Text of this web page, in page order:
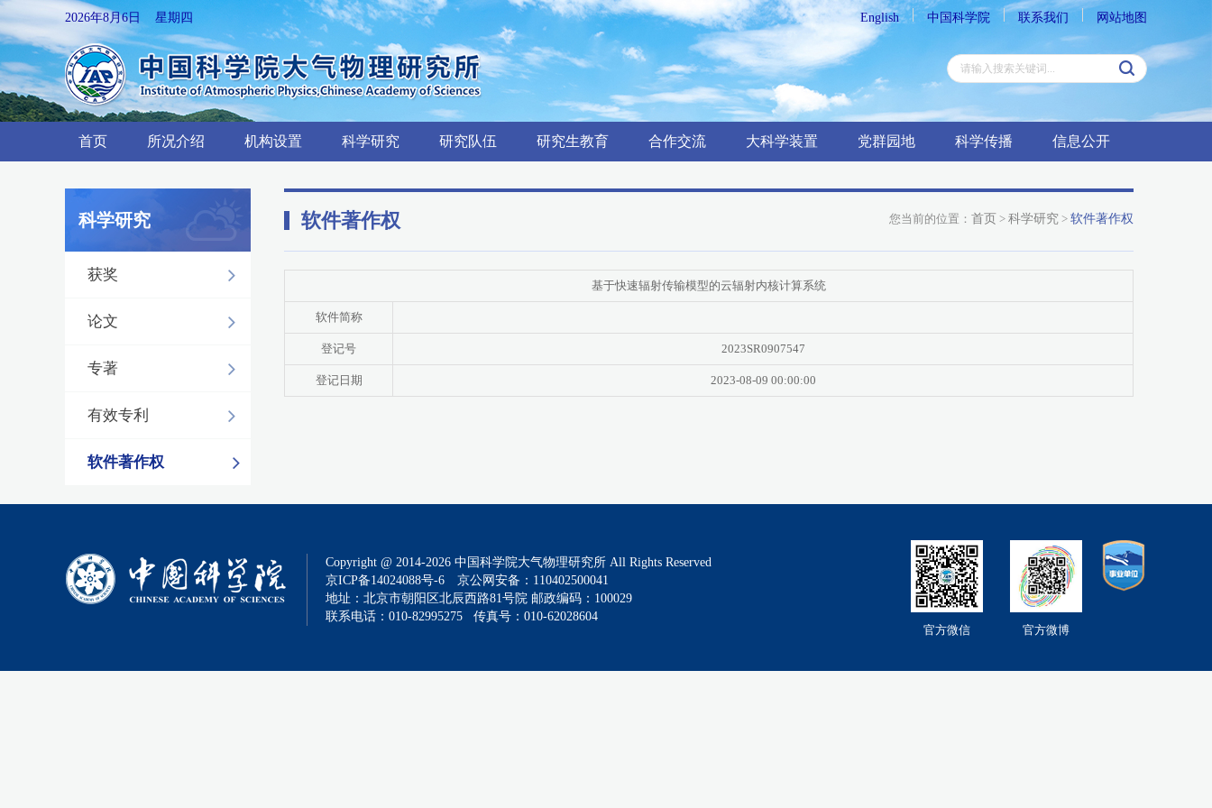
2026年8月6日 星期四 English 中国科学院 联系我们 网站地图
首页 所况介绍 机构设置 科学研究 研究队伍 研究生教育 合作交流 大科学装置 党群园地 科学传播 信息公开
科学研究
获奖
论文
专著
有效专利
软件著作权
软件著作权 您当前的位置： 首页 > 科学研究 > 软件著作权
基于快速辐射传输模型的云辐射内核计算系统
软件简称
登记号 2023SR0907547
登记日期 2023-08-09 00:00:00
官方微信 官方微博
Copyright @ 2014-2026 中国科学院大气物理研究所 All Rights Reserved
京ICP备14024088号-6
京公网安备：110402500041
地址：北京市朝阳区北辰西路81号院 邮政编码：100029
联系电话：010-82995275 传真号：010-62028604